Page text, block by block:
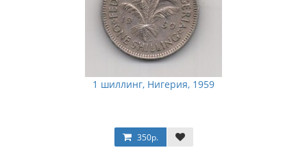
1 шиллинг, Нигерия, 1959
350р.